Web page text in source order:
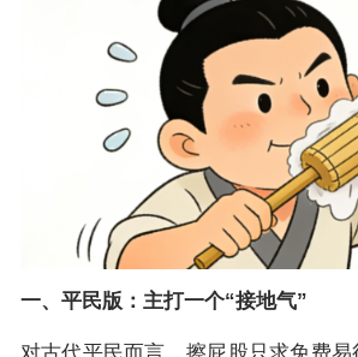
一、平民版：主打一个“接地气”